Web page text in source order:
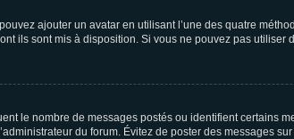
ajouter un avatar en utilisant l’une des quatre
ils sont mis à disposition. Si vous ne pouvez pas utiliser
le nombre de messages postés ou identifient certains
du forum. Évitez de poster des messages